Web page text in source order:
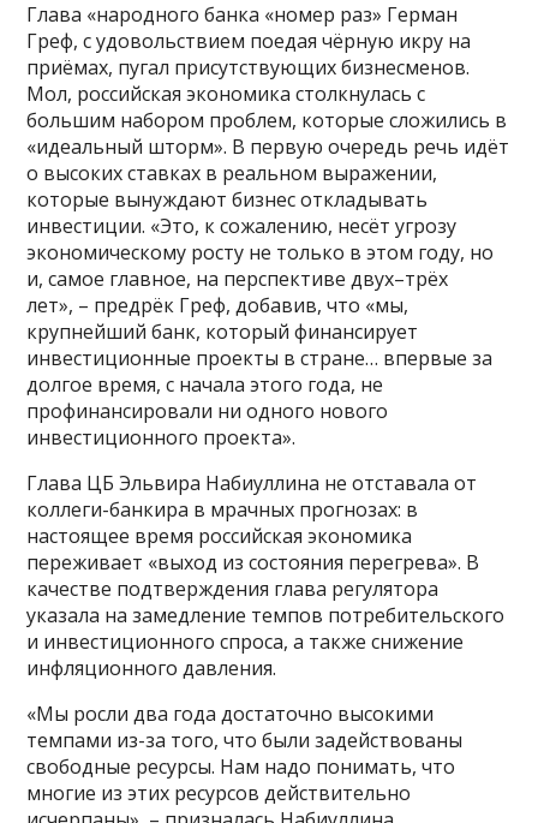
Глава «народного банка «номер раз» Герман
Греф, с удовольствием поедая чёрную икру на
приёмах, пугал присутствующих бизнесменов.
Мол, российская экономика столкнулась с
большим набором проблем, которые сложились в
«идеальный шторм». В первую очередь речь идёт
о высоких ставках в реальном выражении,
которые вынуждают бизнес откладывать
инвестиции. «Это, к сожалению, несёт угрозу
экономическому росту не только в этом году, но
и, самое главное, на перспективе двух–трёх
лет», – предрёк Греф, добавив, что «мы,
крупнейший банк, который финансирует
инвестиционные проекты в стране… впервые за
долгое время, с начала этого года, не
профинансировали ни одного нового
инвестиционного проекта».
Глава ЦБ Эльвира Набиуллина не отставала от
коллеги-банкира в мрачных прогнозах: в
настоящее время российская экономика
переживает «выход из состояния перегрева». В
качестве подтверждения глава регулятора
указала на замедление темпов потребительского
и инвестиционного спроса, а также снижение
инфляционного давления.
«Мы росли два года достаточно высокими
темпами из-за того, что были задействованы
свободные ресурсы. Нам надо понимать, что
многие из этих ресурсов действительно